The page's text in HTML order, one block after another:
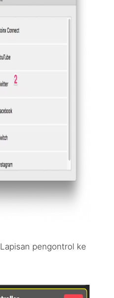
Lapisan pengontrol ke